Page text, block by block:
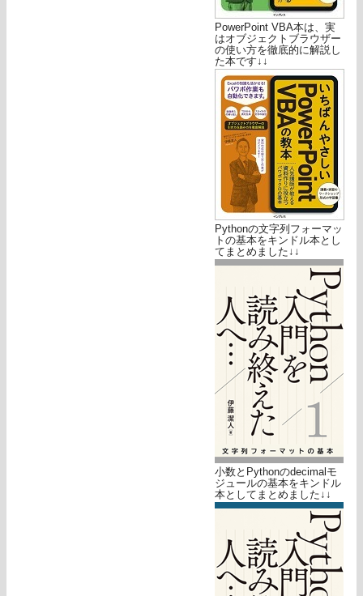
PowerPoint VBA本は、実
はオブジェクトブラウザー
の使い方を徹底的に解説し
た本です↓↓
Pythonの文字列フォーマッ
トの基本をキンドル本とし
てまとめました↓↓
小数とPythonのdecimalモ
ジュールの基本をキンドル
本としてまとめました↓↓